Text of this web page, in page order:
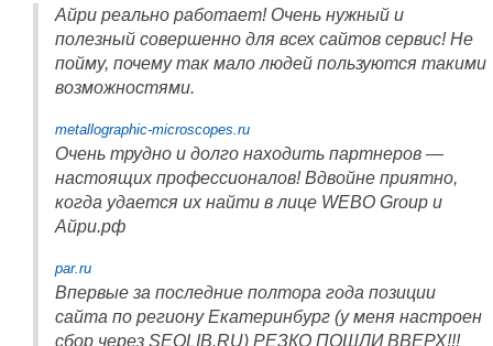
Айри реально работает! Очень нужный и
полезный совершенно для всех сайтов сервис! Не
пойму, почему так мало людей пользуются такими
возможностями.
metallographic-microscopes.ru
Очень трудно и долго находить партнеров —
настоящих профессионалов! Вдвойне приятно,
когда удается их найти в лице WEBO Group и
Айри.рф
par.ru
Впервые за последние полтора года позиции
сайта по региону Екатеринбург (у меня настроен
сбор через SEOLIB.RU) РЕЗКО ПОШЛИ ВВЕРХ!!!